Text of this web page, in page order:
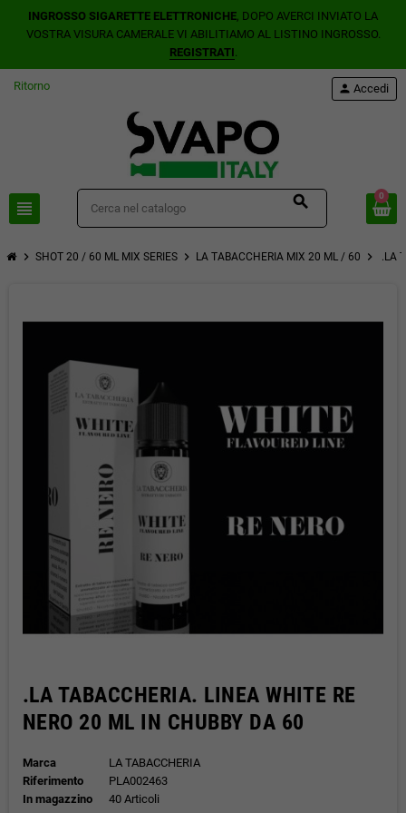
INGROSSO SIGARETTE ELETTRONICHE, DOPO AVERCI INVIATO LA
VOSTRA VISURA CAMERALE VI ABILITIAMO AL LISTINO INGROSSO.
REGISTRATI.
Ritorno
view_headline search
person Accedi
0
chevron_right SHOT 20 / 60 ML MIX SERIES chevron_right LA TABACCHERIA MIX 20 ML / 60 chevron_right .LA
.LA TABACCHERIA. LINEA WHITE RE
NERO 20 ML IN CHUBBY DA 60
Marca
LA TABACCHERIA
Riferimento
PLA002463
In magazzino
40 Articoli